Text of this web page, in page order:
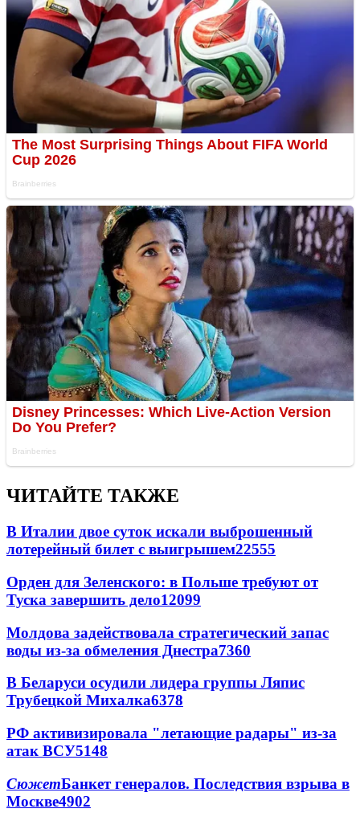
ЧИТАЙТЕ ТАКЖЕ
В Италии двое суток искали выброшенный
лотерейный билет с выигрышем22555
Орден для Зеленского: в Польше требуют от
Туска завершить дело12099
Молдова задействовала стратегический запас
воды из-за обмеления Днестра7360
В Беларуси осудили лидера группы Ляпис
Трубецкой Михалка6378
РФ активизировала "летающие радары" из-за
атак ВСУ5148
СюжетБанкет генералов. Последствия взрыва в
Москве4902